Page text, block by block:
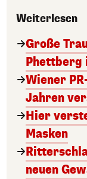
Weiterlesen
Große
Phettberg
Wiener
Jahren
Hier
Masken
neuen